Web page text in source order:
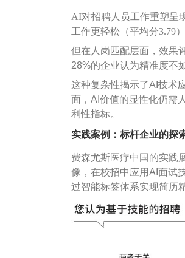
AI对招聘人员工作重塑呈
工作更轻松（平均分3.79
但在人岗匹配层面，效果
28%的企业认为精准度不
这种复杂性揭示了AI技术
面，AI价值的显性化仍需
利性指标。
实践案例：标杆企业的探
费森尤斯医疗中国的实践
像，在校招中应用AI面试
过智能标签体系实现简历